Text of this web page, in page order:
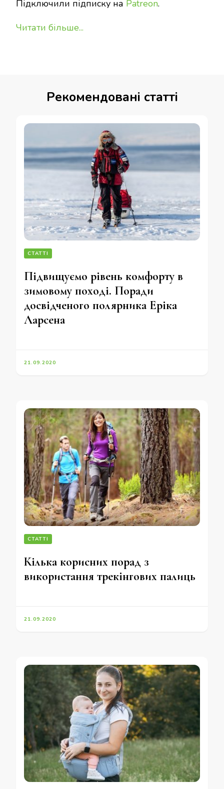
Підключили підписку на Patreon.
Читати більше...
Рекомендовані статті
СТАТТІ
Підвищуємо рівень комфорту в
зимовому поході. Поради
досвідченого полярника Еріка
Ларсена
21.09.2020
СТАТТІ
Кілька корисних порад з
використання трекінгових палиць
21.09.2020